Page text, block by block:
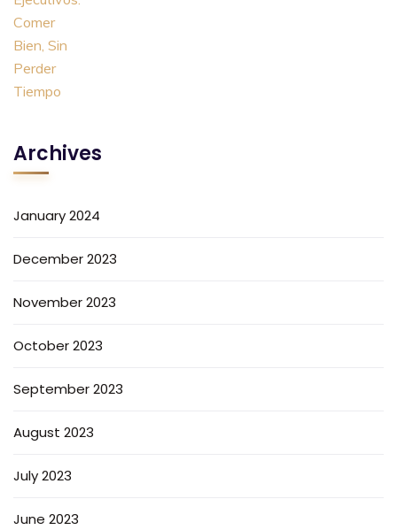
Archives
January 2024
December 2023
November 2023
October 2023
September 2023
August 2023
July 2023
June 2023